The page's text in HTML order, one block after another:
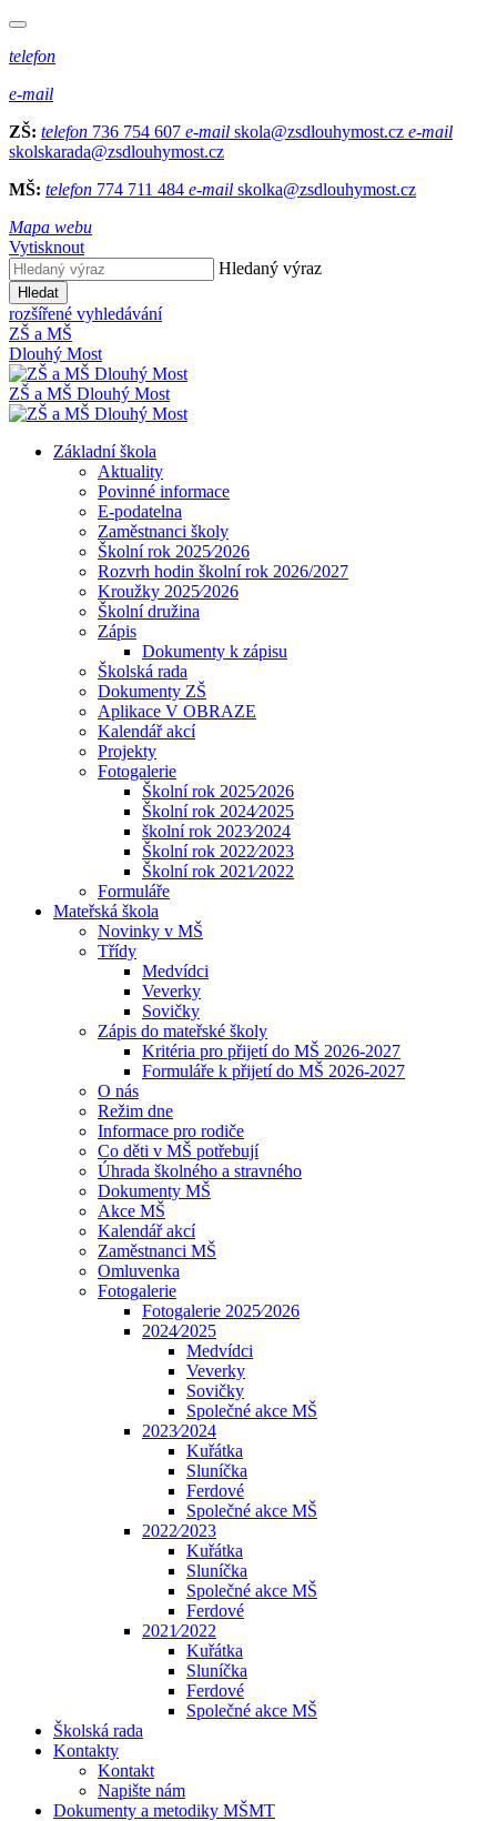
telefon
e-mail
ZŠ: telefon 736 754 607 e-mail skola@zsdlouhymost.cz e-mail
skolskarada@zsdlouhymost.cz
MŠ: telefon 774 711 484 e-mail skolka@zsdlouhymost.cz
Mapa webu
Vytisknout
Hledaný výraz
Hledat
rozšířené vyhledávání
ZŠ a MŠ
Dlouhý Most
ZŠ a MŠ Dlouhý Most
Základní škola
Aktuality
Povinné informace
E-podatelna
Zaměstnanci školy
Školní rok 2025⁄2026
Rozvrh hodin školní rok 2026/2027
Kroužky 2025⁄2026
Školní družina
Zápis
Dokumenty k zápisu
Školská rada
Dokumenty ZŠ
Aplikace V OBRAZE
Kalendář akcí
Projekty
Fotogalerie
Školní rok 2025⁄2026
Školní rok 2024⁄2025
školní rok 2023⁄2024
Školní rok 2022⁄2023
Školní rok 2021⁄2022
Formuláře
Mateřská škola
Novinky v MŠ
Třídy
Medvídci
Veverky
Sovičky
Zápis do mateřské školy
Kritéria pro přijetí do MŠ 2026-2027
Formuláře k přijetí do MŠ 2026-2027
O nás
Režim dne
Informace pro rodiče
Co děti v MŠ potřebují
Úhrada školného a stravného
Dokumenty MŠ
Akce MŠ
Kalendář akcí
Zaměstnanci MŠ
Omluvenka
Fotogalerie
Fotogalerie 2025⁄2026
2024⁄2025
Medvídci
Veverky
Sovičky
Společné akce MŠ
2023⁄2024
Kuřátka
Sluníčka
Ferdové
Společné akce MŠ
2022⁄2023
Kuřátka
Sluníčka
Společné akce MŠ
Ferdové
2021⁄2022
Kuřátka
Sluníčka
Ferdové
Společné akce MŠ
Školská rada
Kontakty
Kontakt
Napište nám
Dokumenty a metodiky MŠMT